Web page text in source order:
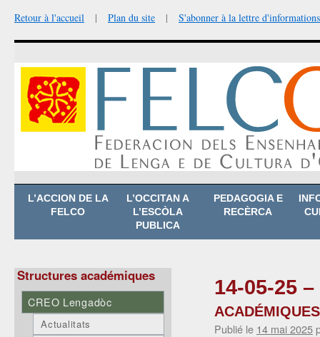
Retour à l'accueil | Plan du site | S'abonner à la lettre d'informations
AllerL’ACCION DE LA
FELCO
L’OCCITAN A
L’ESCÒLA
PUBLICA
PEDAGOGIA E
RECÈRCA
14-05-25
académiques
Publié le 14 mai 2025
Structures académiques
CREO Lengadòc
Actualitats